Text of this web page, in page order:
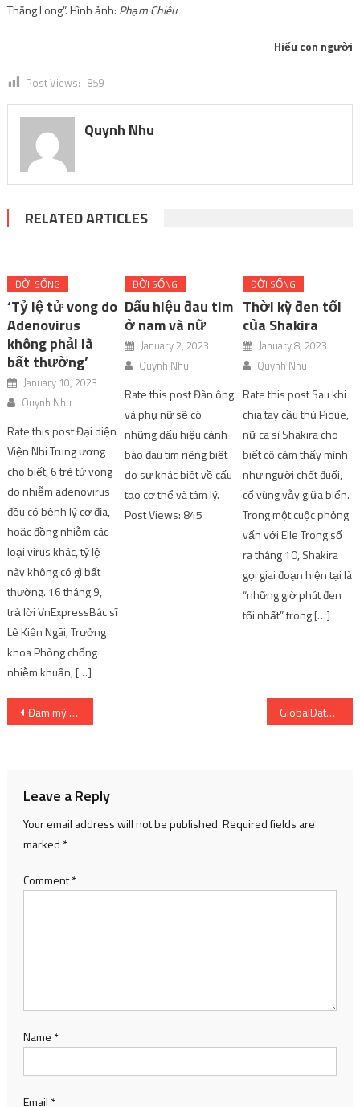
Thăng Long”. Hình ảnh: Phạm Chiêu
Hiểu con người
Post Views: 859
Quynh Nhu
RELATED ARTICLES
ĐỜI SỐNG
‘Tỷ lệ tử vong do
Adenovirus
không phải là
bất thường’
January 10, 2023
Quynh Nhu
Rate this post Đại diện
Viện Nhi Trung ương
cho biết, 6 trẻ tử vong
do nhiễm adenovirus
đều có bệnh lý cơ địa,
hoặc đồng nhiễm các
loại virus khác, tỷ lệ
này không có gì bất
thường. 16 tháng 9,
trả lời VnExpressBác sĩ
Lê Kiên Ngãi, Trưởng
khoa Phòng chống
nhiễm khuẩn, […]
ĐỜI SỐNG
Dấu hiệu đau tim
ở nam và nữ
January 2, 2023
Quynh Nhu
Rate this post Đàn ông
và phụ nữ sẽ có
những dấu hiệu cảnh
báo đau tim riêng biệt
do sự khác biệt về cấu
tạo cơ thể và tâm lý.
Post Views: 845
ĐỜI SỐNG
Thời kỳ đen tối
của Shakira
January 8, 2023
Quynh Nhu
Rate this post Sau khi
chia tay cầu thủ Pique,
nữ ca sĩ Shakira cho
biết cô cảm thấy mình
như người chết đuối,
cố vùng vẫy giữa biển.
Trong một cuộc phỏng
vấn với Elle Trong số
ra tháng 10, Shakira
gọi giai đoạn hiện tại là
“những giờ phút đen
tối nhất” trong […]
Post
Đam mỹ trọng sinh, thể loại ngôn tình hấp dẫn dành riêng cho các hủ nữ GlobalData: Game di động chiếm hơn một nửa trong tổng giá trị 470 tỷ USD game toàn cầu – Kênh Game VN
Leave a Reply
Your email address will not be published.Required fields are
marked *
Comment*
Name *
Email *